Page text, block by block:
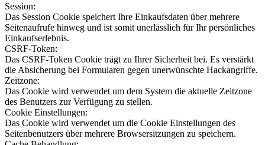
Session:
Das Session Cookie speichert Ihre Einkaufsdaten über mehrere
Seitenaufrufe hinweg und ist somit unerlässlich für Ihr persönliches
Einkaufserlebnis.
CSRF-Token:
Das CSRF-Token Cookie trägt zu Ihrer Sicherheit bei. Es verstärkt
die Absicherung bei Formularen gegen unerwünschte Hackangriffe.
Zeitzone:
Das Cookie wird verwendet um dem System die aktuelle Zeitzone
des Benutzers zur Verfügung zu stellen.
Cookie Einstellungen:
Das Cookie wird verwendet um die Cookie Einstellungen des
Seitenbenutzers über mehrere Browsersitzungen zu speichern.